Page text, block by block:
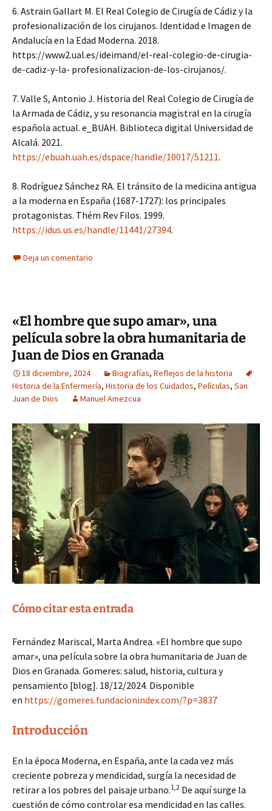
6. Astrain Gallart M. El Real Colegio de Cirugía de Cádiz y la
profesionalización de los cirujanos. Identidad e Imagen de
Andalucía en la Edad Moderna. 2018.
https://www2.ual.es/ideimand/el-real-colegio-de-cirugia-
de-cadiz-y-la- profesionalizacion-de-los-cirujanos/.
7. Valle S, Antonio J. Historia del Real Colegio de Cirugía de
la Armada de Cádiz, y su resonancia magistral en la cirugía
española actual. e_BUAH. Biblioteca digital Universidad de
Alcalá. 2021.
https://ebuah.uah.es/dspace/handle/10017/51211.
8. Rodríguez Sánchez RA. El tránsito de la medicina antigua
a la moderna en España (1687-1727): los principales
protagonistas. Thém Rev Filos. 1999.
https://idus.us.es/handle/11441/27394.
Deja un comentario
«El hombre que supo amar», una
película sobre la obra humanitaria de
Juan de Dios en Granada
18 diciembre, 2024 Biografías, Reflejos de la historia
Historia de la Enfermería, Historia de los Cuidados, Películas, San
Juan de Dios
Manuel Amezcua
Cómo citar esta entrada
Fernández Mariscal, Marta Andrea. «El hombre que supo
amar», una película sobre la obra humanitaria de Juan de
Dios en Granada. Gomeres: salud, historia, cultura y
pensamiento [blog]. 18/12/2024. Disponible
en https://gomeres.fundacionindex.com/?p=3837
Introducción
En la época Moderna, en España, ante la cada vez más
creciente pobreza y mendicidad, surgía la necesidad de
retirar a los pobres del paisaje urbano.1,2 De aquí surge la
cuestión de cómo controlar esa mendicidad en las calles.